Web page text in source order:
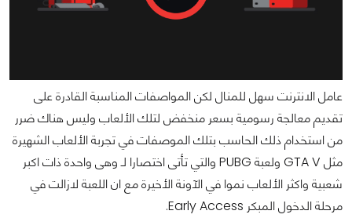
عامل الانترنت سهل للمنال لكن المواصفات المناسبة القادرة على
تقديم معالجة رسومية بسعر منخفض لتلك الألعاب وليس هناك ضرر
من استخدام ذلك الحاسب بتلك الموصفات في تجربة الألعاب الشهيرة
مثل GTA V ولعبة PUBG والتي تأتى اختصارا لـ وهى واحدة ذات اكبر
شعبية واكثر الألعاب نموا في الآونة الأخيرة مع ان اللعبة لازالت في
مرحلة الدخول المبكر Early Access.